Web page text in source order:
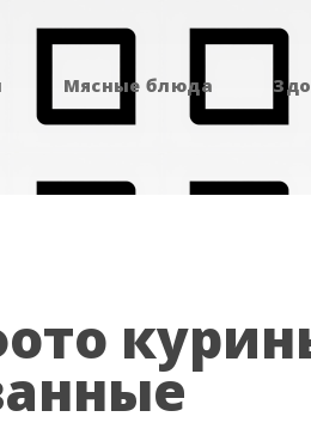
Мясные блюда